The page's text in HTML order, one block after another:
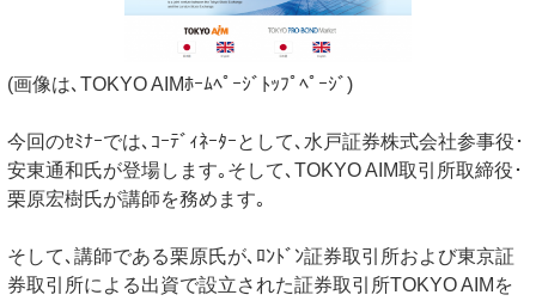
(画像は､TOKYO AIMﾎｰﾑﾍﾟｰｼﾞﾄｯﾌﾟﾍﾟｰｼﾞ)
今回のｾﾐﾅｰでは､ｺｰﾃﾞｨﾈｰﾀｰとして､水戸証券株式会社参事役･
安東通和氏が登場します｡そして､TOKYO AIM取引所取締役･
栗原宏樹氏が講師を務めます｡
そして､講師である栗原氏が､ﾛﾝﾄﾞﾝ証券取引所および東京証
券取引所による出資で設立された証券取引所TOKYO AIMを